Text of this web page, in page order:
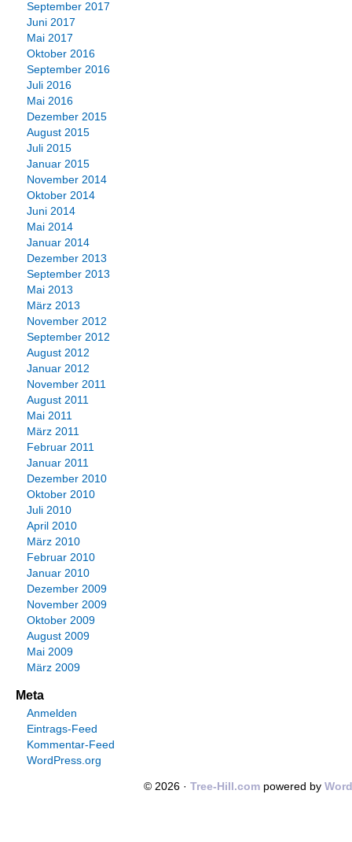
September 2017
Juni 2017
Mai 2017
Oktober 2016
September 2016
Juli 2016
Mai 2016
Dezember 2015
August 2015
Juli 2015
Januar 2015
November 2014
Oktober 2014
Juni 2014
Mai 2014
Januar 2014
Dezember 2013
September 2013
Mai 2013
März 2013
November 2012
September 2012
August 2012
Januar 2012
November 2011
August 2011
Mai 2011
März 2011
Februar 2011
Januar 2011
Dezember 2010
Oktober 2010
Juli 2010
April 2010
März 2010
Februar 2010
Januar 2010
Dezember 2009
November 2009
Oktober 2009
August 2009
Mai 2009
März 2009
Meta
Anmelden
Eintrags-Feed
Kommentar-Feed
WordPress.org
© 2026 · Tree-Hill.compowered by